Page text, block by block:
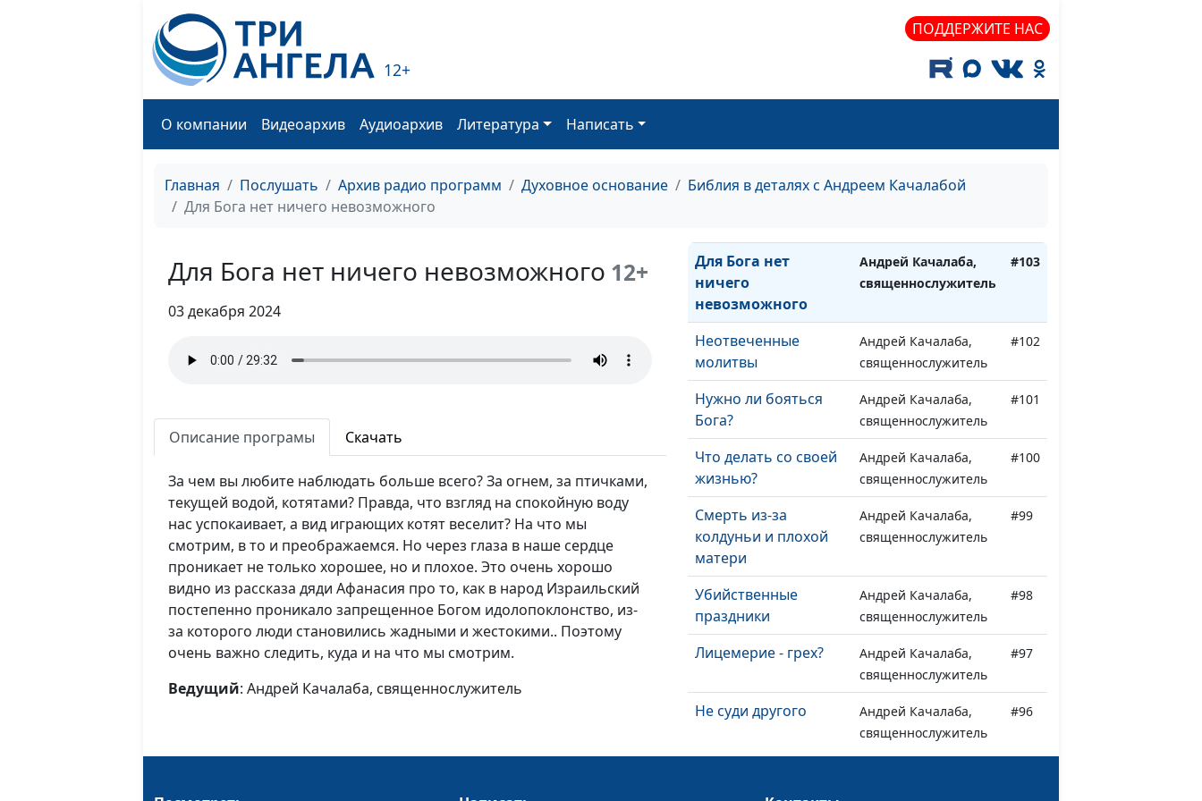
12+
ПОДДЕРЖИТЕ НАС
О компании Видеоархив Аудиоархив Литература Написать
Главная Послушать Архив радио программ Духовное основание
Библия в деталях с Андреем Качалабой
Для Бога нет ничего невозможного
Для Бога нет ничего невозможного 12+
03 декабря 2024
Описание програмы Скачать
За чем вы любите наблюдать больше всего? За огнем, за птичками,
текущей водой, котятами? Правда, что взгляд на спокойную воду
нас успокаивает, а вид играющих котят веселит? На что мы
смотрим, в то и преображаемся. Но через глаза в наше сердце
проникает не только хорошее, но и плохое. Это очень хорошо
видно из рассказа дяди Афанасия про то, как в народ Израильский
постепенно проникало запрещенное Богом идолопоклонство, из-
за которого люди становились жадными и жестокими.. Поэтому
очень важно следить, куда и на что мы смотрим.
Ведущий: Андрей Качалаба, священнослужитель
Андрей Качалаба,
#107
Божья воля в моей
Андрей Качалаба,
#105
Для Бога нет
ничего
невозможного
Андрей Качалаба,
священнослужитель
#103
Неотвеченные
молитвы
Андрей Качалаба,
священнослужитель
#102
Нужно ли бояться
Бога?
Андрей Качалаба,
священнослужитель
#101
Что делать со своей
жизнью?
Андрей Качалаба,
священнослужитель
#100
Смерть из-за
колдуньи и плохой
матери
Андрей Качалаба,
священнослужитель
#99
Убийственные
праздники
Андрей Качалаба,
священнослужитель
#98
Лицемерие - грех?
Андрей Качалаба,
священнослужитель
#97
Не суди другого
Андрей Качалаба,
священнослужитель
#96